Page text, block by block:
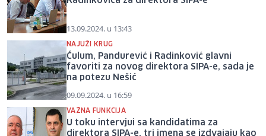
13.09.2024. u 13:43
NAJUŽI KRUG
Ćulum, Pandurević i Radinković glavni
favoriti za novog direktora SIPA-e, sada je
na potezu Nešić
09.09.2024. u 16:59
VAŽNA FUNKCIJA
U toku intervjui sa kandidatima za
direktora SIPA-e, tri imena se izdvajaju kao